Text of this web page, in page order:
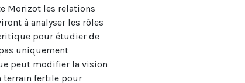
Morizot les relations
à analyser les rôles
pour étudier de
uniquement
peut modifier la vision
terrain fertile pour